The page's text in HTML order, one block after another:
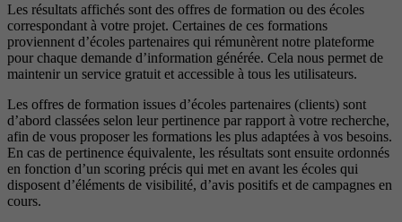
Les résultats affichés sont des offres de formation ou des écoles
correspondant à votre projet. Certaines de ces formations
proviennent d’écoles partenaires qui rémunèrent notre plateforme
pour chaque demande d’information générée. Cela nous permet de
maintenir un service gratuit et accessible à tous les utilisateurs.
Les offres de formation issues d’écoles partenaires (clients) sont
d’abord classées selon leur pertinence par rapport à votre recherche,
afin de vous proposer les formations les plus adaptées à vos besoins.
En cas de pertinence équivalente, les résultats sont ensuite ordonnés
en fonction d’un scoring précis qui met en avant les écoles qui
disposent d’éléments de visibilité, d’avis positifs et de campagnes en
cours.